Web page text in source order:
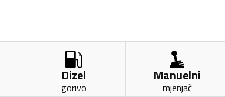
Dizel
gorivo
Manuelni
mjenjač